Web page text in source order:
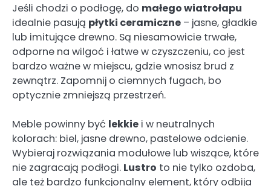
Jeśli chodzi o podłogę, do małego wiatrołapu
idealnie pasują płytki ceramiczne – jasne, gładkie
lub imitujące drewno. Są niesamowicie trwałe,
odporne na wilgoć i łatwe w czyszczeniu, co jest
bardzo ważne w miejscu, gdzie wnosisz brud z
zewnątrz. Zapomnij o ciemnych fugach, bo
optycznie zmniejszą przestrzeń.
Meble powinny być lekkie i w neutralnych
kolorach: biel, jasne drewno, pastelowe odcienie.
Wybieraj rozwiązania modułowe lub wiszące, które
nie zagracają podłogi. Lustro to nie tylko ozdoba,
ale też bardzo funkcjonalny element, który odbija